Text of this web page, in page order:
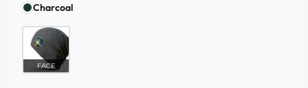
Charcoal
FACE